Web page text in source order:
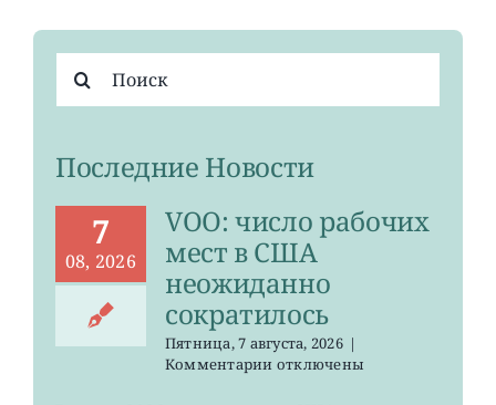
поиска:
Последние Новости
7
08, 2026
VOO: число рабочих
мест в США
неожиданно
сократилось
Пятница, 7 августа, 2026 |
Комментариикотключены